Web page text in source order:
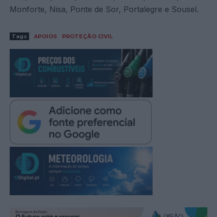
Monforte, Nisa, Ponte de Sor, Portalegre e Sousel.
Tags APOIOS PROTEÇÃO CIVIL